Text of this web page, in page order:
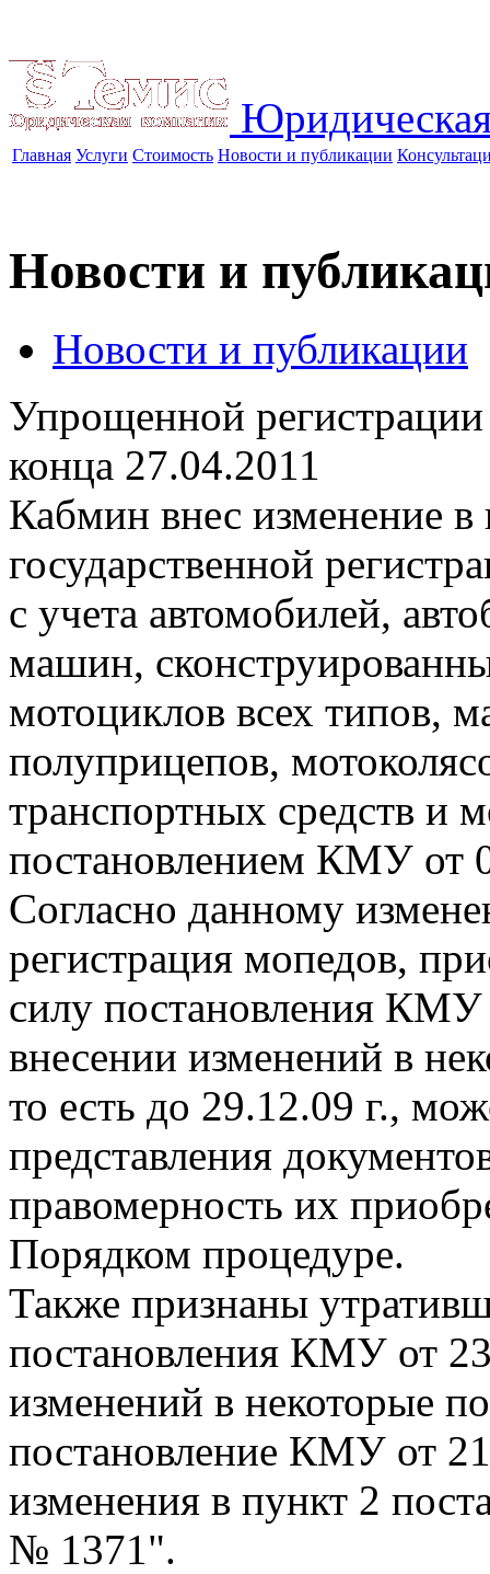
Главная Услуги Стоимость Новости и публикации
Новости и
Новости и публикации
Упрощенной
конца 27.04.2011
Кабмин внес изменение
государственной
с учета автомобилей,
машин,
мотоциклов всех типов,
полуприцепов,
транспортных средств и
постановлением КМУ от
Согласно данному
регистрация мопедов,
силу постановления
внесении изменений в
то есть до 29.12.09 г.,
представления
правомерность их
Порядком процедуре.
Также признаны
постановления КМУ от
изменений в некоторые
постановление КМУ от
изменения в пункт 2
№ 1371".